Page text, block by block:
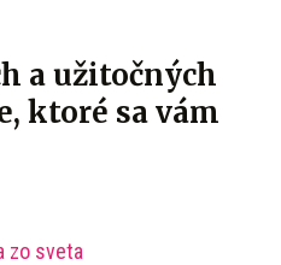
a užitočných
ktoré sa vám
zo sveta